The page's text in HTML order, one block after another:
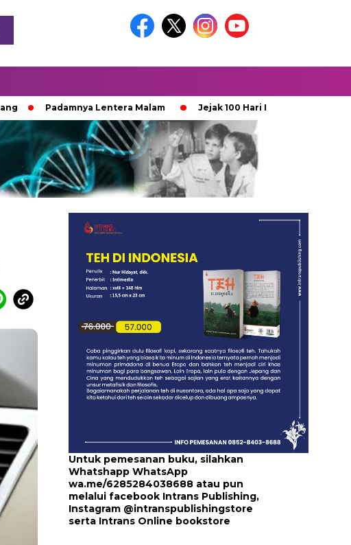
Padamnya Lentera Malam Jejak 100 Hari Pemburu Kayu
Untuk pemesanan buku, silahkan
Whatshapp WhatsApp
wa.me/6285284038688 atau pun
melalui facebook Intrans Publishing,
Instagram @intranspublishingstore
serta Intrans Online bookstore